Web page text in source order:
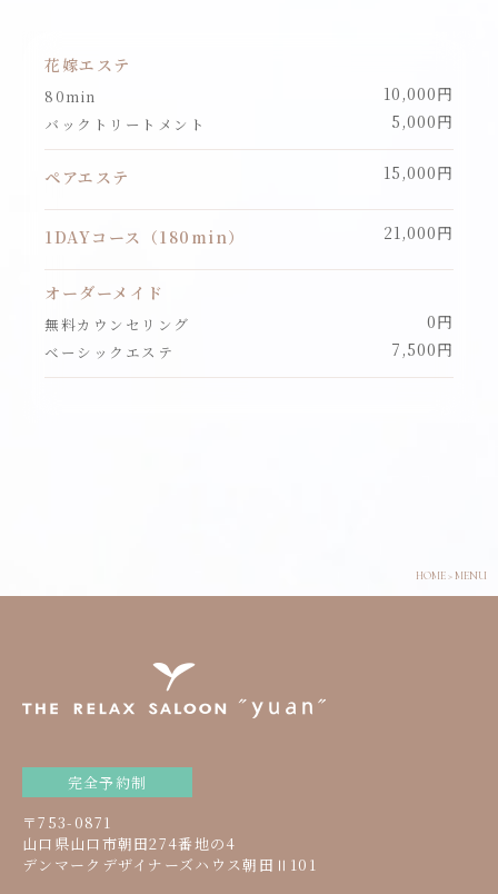
花嫁エステ
80min 10,000円
バックトリートメント 5,000円
ペアエステ 15,000円
1DAYコース（180min） 21,000円
オーダーメイド
無料カウンセリング 0円
ベーシックエステ 7,500円
HOME> MENU
完全予約制
〒753-0871
山口県山口市朝田274番地の4
デンマークデザイナーズハウス朝田Ⅱ101